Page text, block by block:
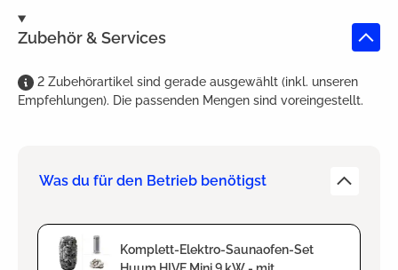
Zubehör & Services
2 Zubehörartikel sind gerade ausgewählt (inkl. unseren
Empfehlungen). Die passenden Mengen sind voreingestellt.
Was du für den Betrieb benötigst
Komplett-Elektro-Saunaofen-Set